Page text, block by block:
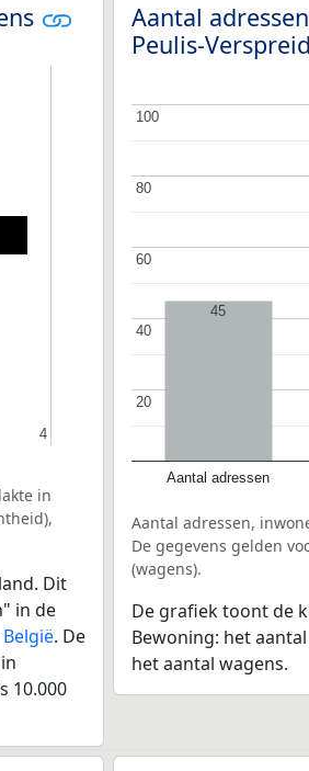
4
4
in
Dit
in de
België. De
10.000
Aantal
Peulis-
Aantal adressen
20
20
40
40
60
60
80
80
100
100
45
Aantal adressen,
De gegevens gelden
(wagens).
De grafiek toont de
Bewoning: het
het aantal wagens.